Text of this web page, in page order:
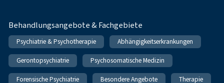
Behandlungsangebote & Fachgebiete
Psychiatrie & Psychotherapie Abhängigkeitserkrankungen
Gerontopsychiatrie Psychosomatische Medizin
Forensische Psychiatrie Besondere Angebote Therapie